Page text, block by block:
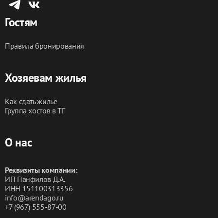
залог не возвращается.
⛔Размещение с животными также запрещено.
Заезд после 15:00 🕑
Выезд до 12:00 🕛
Забронируйте прямо сейчас и убедитесь сами,
насколько комфортно может быть ваше пребывание
в нашем уютном уголке!
Гостям
Правила бронирования
Хозяевам жилья
Как сдать жилье
Группа хостов в ТГ
О нас
Реквизиты компании:
ИП Панфилов Д.А.
ИНН 151100313356
info@arendago.ru
+7 (967) 555-87-00